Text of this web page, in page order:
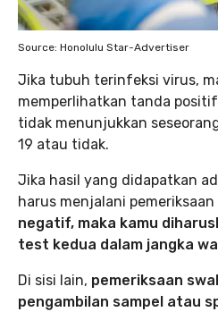
Source: Honolulu Star-Advertiser
Jika tubuh terinfeksi virus,
memperlihatkan tanda
tidak menunjukkan
19 atau tidak.
Jika hasil yang didapatkan
harus menjalani pemeriksaan
negatif, maka kamu
test kedua dalam jangka
Di sisi lain, pemeriksaan
pengambilan sampel atau